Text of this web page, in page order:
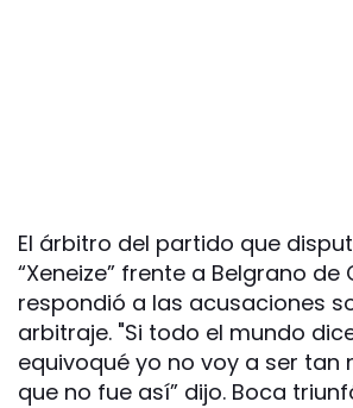
El árbitro del partido que
“Xeneize” frente a Belgrano de
respondió a las acusaciones
arbitraje. "Si todo el mundo
equivoqué yo no voy a ser tan
que no fue así” dijo. Boca